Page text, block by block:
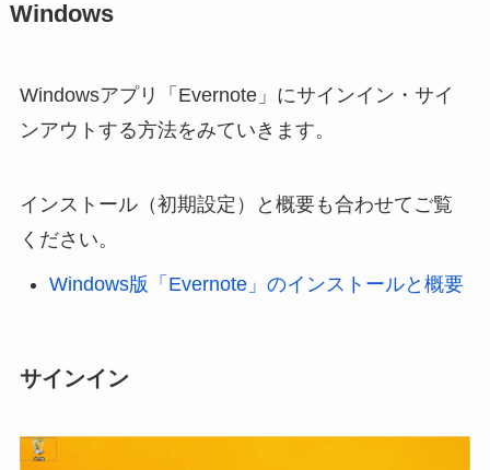
Windows
Windowsアプリ「Evernote」にサインイン・サイ
ンアウトする方法をみていきます。
インストール（初期設定）と概要も合わせてご覧
ください。
Windows版「Evernote」のインストールと概要
サインイン